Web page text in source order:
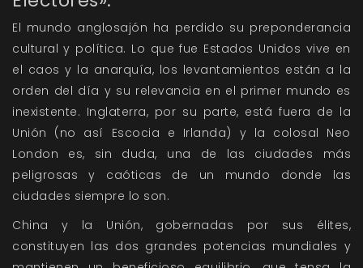
El mundo anglosajón ha perdido su preponderancia
cultural y política. Lo que fue Estados Unidos vive en
el caos y la anarquía, los levantamientos están a la
orden del día y su relevancia en el primer mundo es
inexistente. Inglaterra, por su parte, está fuera de la
Unión (no así Escocia e Irlanda) y la colosal Neo
London es, sin duda, una de las ciudades más
peligrosas y caóticas de un mundo donde las
ciudades siempre lo son.
China y la Unión, gobernadas por sus élites,
constituyen las dos grandes potencias mundiales y